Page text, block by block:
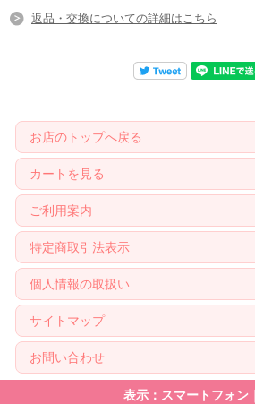
返品・交換についての詳細はこちら
お店のトップへ戻る
カートを見る
ご利用案内
特定商取引法表示
個人情報の取扱い
サイトマップ
お問い合わせ
表示：スマートフォン｜